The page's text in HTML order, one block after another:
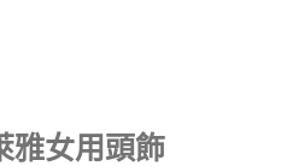
雅女用頭飾